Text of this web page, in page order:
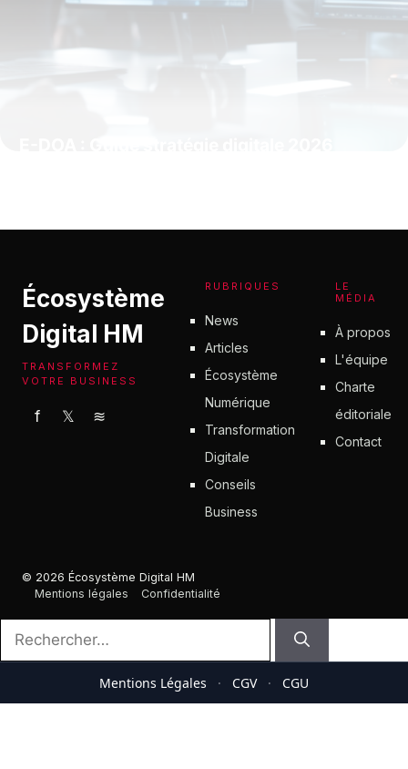
Écosystème
Digital HM
TRANSFORMEZ
VOTRE BUSINESS
f 𝕏 ≋
RUBRIQUES
News
Articles
Écosystème
Numérique
Transformation
Digitale
Conseils
Business
LE
MÉDIA
À propos
L'équipe
Charte
éditoriale
Contact
© 2026 Écosystème Digital HM
Mentions légales
Confidentialité
Rechercher :
Mentions Légales · CGV · CGU